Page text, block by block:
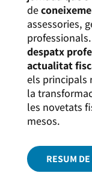
de
assessories,
despatx
actualitat
els principals
la
les novetats
mesos.
RESUM